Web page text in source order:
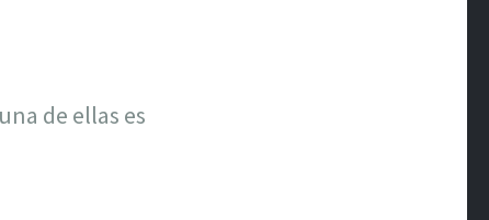
de ellas es